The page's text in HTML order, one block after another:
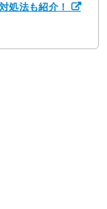
処法も紹介！